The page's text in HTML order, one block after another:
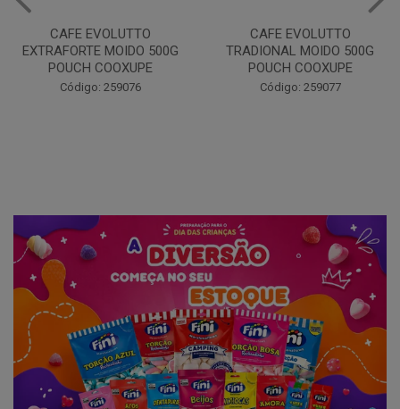
CAFE EVOLUTTO
EXTRAFORTE MOIDO 500G
POUCH COOXUPE
Código: 259076
CAFE EVOLUTTO
TRADIONAL MOIDO 500G
POUCH COOXUPE
Código: 259077